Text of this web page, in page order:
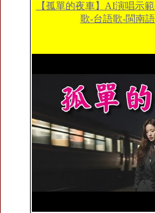
【孤單的夜車】AI演唱示
歌-台語歌-閩南